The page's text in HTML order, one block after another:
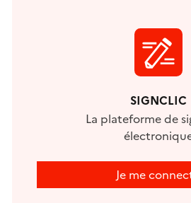
SIGNCLIC
La plateforme de
Je me